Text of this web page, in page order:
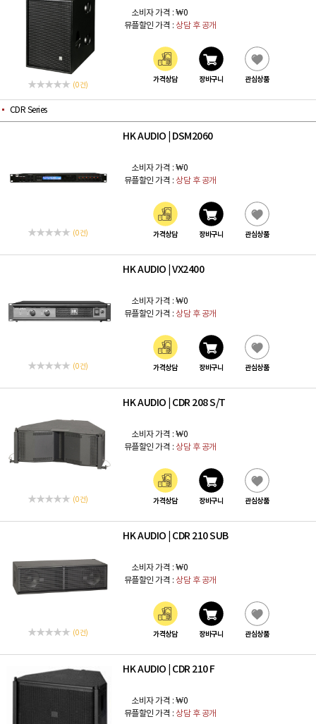
(0 건)
소비자 가격 : ₩0
뮤플할인 가격 : 상담 후 공개
가격상담 장바구니 관심상품
CDR Series
(0 건)
HK AUDIO DSM2060
소비자 가격 : ₩0
뮤플할인 가격 : 상담 후 공개
가격상담 장바구니 관심상품
(0 건)
HK AUDIO VX2400
소비자 가격 : ₩0
뮤플할인 가격 : 상담 후 공개
가격상담 장바구니 관심상품
(0 건)
HK AUDIO CDR 208 S/T
소비자 가격 : ₩0
뮤플할인 가격 : 상담 후 공개
가격상담 장바구니 관심상품
(0 건)
HK AUDIO CDR 210 SUB
소비자 가격 : ₩0
뮤플할인 가격 : 상담 후 공개
가격상담 장바구니 관심상품
HK AUDIO CDR 210 F
소비자 가격 : ₩0
뮤플할인 가격 : 상담 후 공개